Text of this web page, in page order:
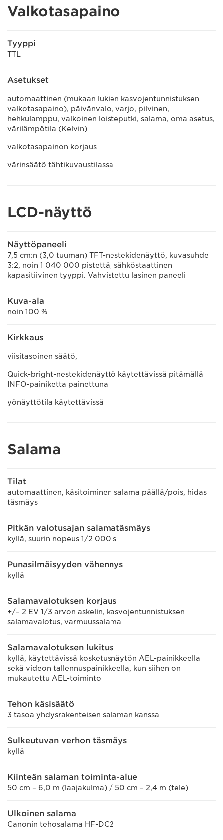
Valkotasapaino
Tyyppi
TTL
Asetukset
automaattinen (mukaan lukien kasvojentunnistuksen
valkotasapaino), päivänvalo, varjo, pilvinen,
hehkulamppu, valkoinen loisteputki, salama, oma asetus,
värilämpötila (Kelvin)
valkotasapainon korjaus
värinsäätö tähtikuvaustilassa
LCD-näyttö
Näyttöpaneeli
7,5 cm:n (3,0 tuuman) TFT-nestekidenäyttö, kuvasuhde
3:2, noin 1 040 000 pistettä, sähköstaattinen
kapasitiivinen tyyppi. Vahvistettu lasinen paneeli
Kuva-ala
noin 100 %
Kirkkaus
viisitasoinen säätö,
Quick-bright-nestekidenäyttö käytettävissä pitämällä
INFO-painiketta painettuna
yönäyttötila käytettävissä
Salama
Tilat
automaattinen, käsitoiminen salama päällä/pois, hidas
täsmäys
Pitkän valotusajan salamatäsmäys
kyllä, suurin nopeus 1/2 000 s
Punasilmäisyyden vähennys
kyllä
Salamavalotuksen korjaus
+/– 2 EV 1/3 arvon askelin, kasvojentunnistuksen
salamavalotus, varmuussalama
Salamavalotuksen lukitus
kyllä, käytettävissä kosketusnäytön AEL-painikkeella
sekä videon tallennuspainikkeella, kun siihen on
mukautettu AEL-toiminto
Tehon käsisäätö
3 tasoa yhdysrakenteisen salaman kanssa
Sulkeutuvan verhon täsmäys
kyllä
Kiinteän salaman toiminta-alue
50 cm – 6,0 m (laajakulma) / 50 cm – 2,4 m (tele)
Ulkoinen salama
Canonin tehosalama HF-DC2